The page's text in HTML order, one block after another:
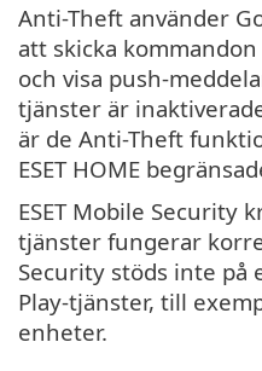
Anti-Theft använder
att skicka
och visa push-
tjänster är
är de Anti-Theft
ESET HOME
ESET Mobile Security
tjänster fungerar
Security stöds inte på
Play-tjänster, till
enheter.